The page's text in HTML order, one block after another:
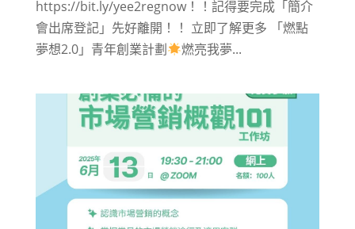
https://bit.ly/yee2regnow​！！記得要完成「簡介
會出席登記」先好離開！！ 立即了解更多 「燃點
夢想2.0」青年創業計劃
燃亮我夢...